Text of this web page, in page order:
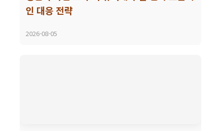
인 대응 전략
2026-08-05